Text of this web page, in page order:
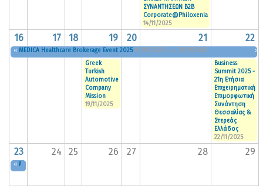
ΣΥΝΑΝΤΗΣΕΩΝ B2B
Corporate@Philoxenia
14/11/2025
16 17 18 19 20 21 22
« MEDICA Healthcare Brokerage Event 2025 10/11/2025 εώς 23/11/2025
»
Greek
Turkish
Αutomotive
Company
Mission
19/11/2025
Business
Summit 2025 -
21η Ετήσια
Επιχειρηματική
Επιμορφωτική
Συνάντηση
Θεσσαλίας &
Στερεάς
Ελλάδος
22/11/2025
23 24 25 26 27 28 29
« MEDICA Healthcare Brokerage Event 2025